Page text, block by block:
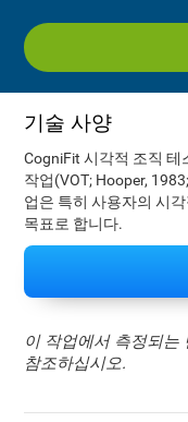
기술 사양
CogniFit 시각적 조직 테
작업(VOT; Hooper,
업은 특히 사용자의 시
목표로 합니다.
이 작업에서 측정되는
참조하십시오.